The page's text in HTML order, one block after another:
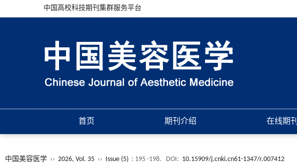
中国高校科技期刊集群服务平台
首页 期刊介绍 在线期刊
中国美容医学 ›› 2026, Vol. 35 ›› Issue (5) : 195 -198. DOI: 10.15909/j.cnki.cn61-1347/r.007412